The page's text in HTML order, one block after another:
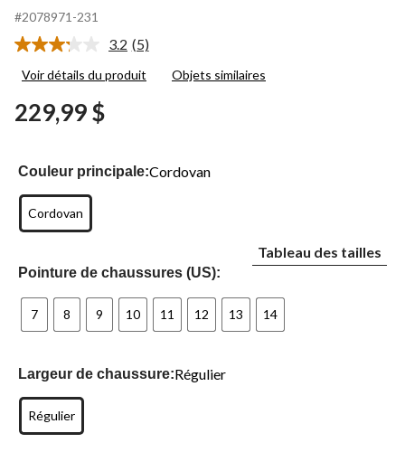
#2078971-231
3.2 Lire
5
page.
(5)
Voir détails du produit Objets similaires
229,99 $
Couleur principale:Cordovan
Cordovan
Pointure de chaussures (US):
Tableau des tailles
7 8 9 10 11 12 13 14
Largeur de chaussure:Régulier
Régulier